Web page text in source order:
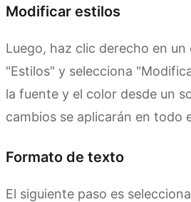
Modificar estilos
Luego, haz clic derecho en un
"Estilos" y selecciona
la fuente y el color desde un
cambios se aplicarán en todo
Formato de texto
El siguiente paso es